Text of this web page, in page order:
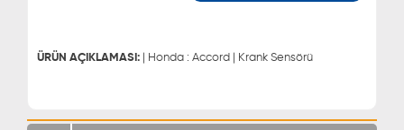
ÜRÜN AÇIKLAMASI: | Honda : Accord | Krank Sensörü
0543 329 21 55